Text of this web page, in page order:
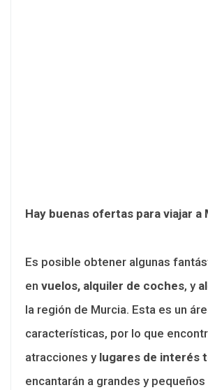
Hay buenas ofertas para viajar a
Es posible obtener algunas
en vuelos, alquiler de coches, y
la región de Murcia. Esta es un
características, por lo que
atracciones y lugares de interés
encantarán a grandes y